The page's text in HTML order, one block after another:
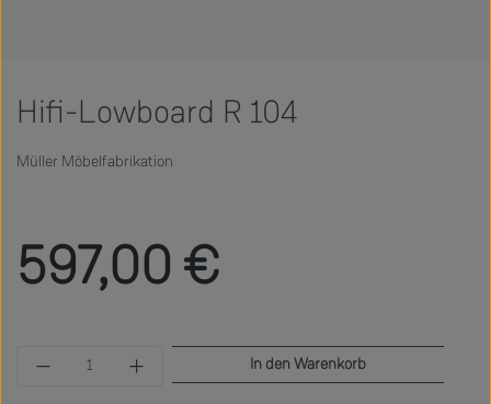
Hifi-Lowboard R 104
Müller Möbelfabrikation
597,00 €
Produkt Anzahl: Gib den gewünschten Wert
In den Warenkorb